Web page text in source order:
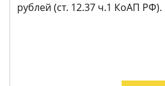
рублей (ст. 12.37 ч.1 КоАП РФ).